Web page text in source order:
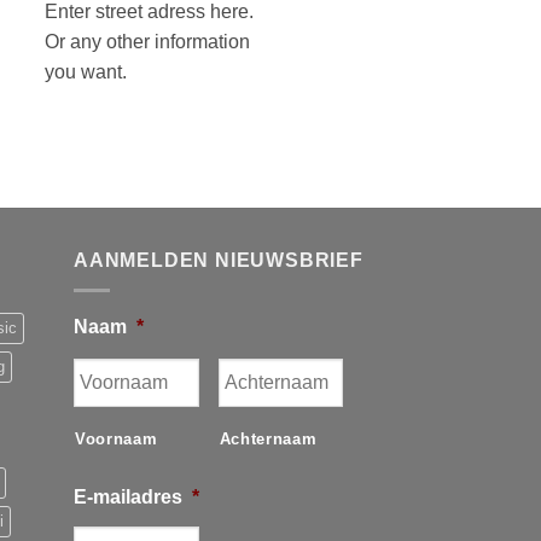
Enter street adress here.
Or any other information
you want.
AANMELDEN NIEUWSBRIEF
Naam *
Voornaam Achternaam
E-mailadres *